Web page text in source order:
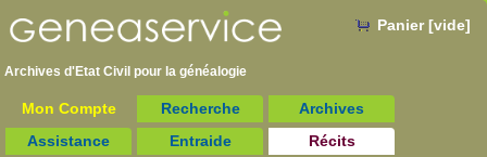
Panier [vide]
Archives d'Etat Civil pour lagénéalogie
Mon Compte Recherche
Archives
Assistance
Entraide
Récits